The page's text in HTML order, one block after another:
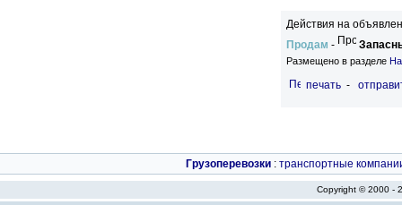
Действия на
Продам -
Размещено в разделе
печать -
Грузоперевозки : транспортные
Copyright © 2000 -